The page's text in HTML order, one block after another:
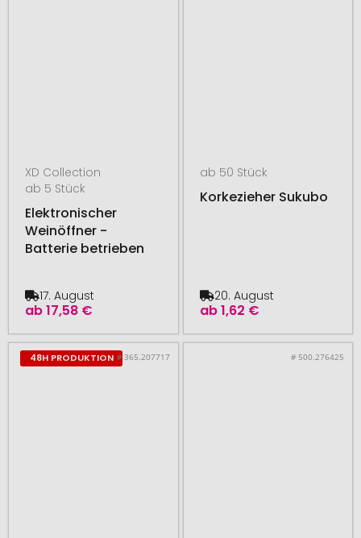
XD Collection
ab 5 Stück
Elektronischer
Weinöffner -
Batterie betrieben
ab17,58 €
17. August
ab 50 Stück
Korkezieher Sukubo
ab1,62 €
20. August
48H PRODUKTION # 365.207717 # 500.276425